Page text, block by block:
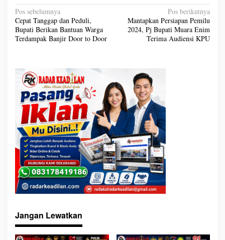
N
a
v
i
g
a
o
Pos sebelumnya
Cepat Tanggap dan Peduli,
Bupati Berikan Bantuan Warga
Terdampak Banjir Door to Door
Pos berikutnya
Mantapkan Persiapan Pemilu
2024, Pj Bupati Muara Enim
Terima Audiensi KPU
Jangan Lewatkan